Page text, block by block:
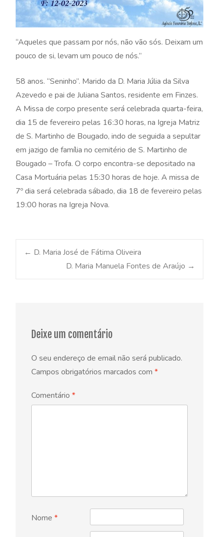
“Aqueles que passam por nós, não vão sós. Deixam um
pouco de si, levam um pouco de nós.”
58 anos. “Seninho”. Marido da D. Maria Júlia da Silva
Azevedo e pai de Juliana Santos, residente em Finzes.
A Missa de corpo presente será celebrada quarta-feira,
dia 15 de fevereiro pelas 16:30 horas, na Igreja Matriz
de S. Martinho de Bougado, indo de seguida a sepultar
em jazigo de família no cemitério de S. Martinho de
Bougado – Trofa. O corpo encontra-se depositado na
Casa Mortuária pelas 15:30 horas de hoje. A missa de
7º dia será celebrada sábado, dia 18 de fevereiro pelas
19:00 horas na Igreja Nova.
Post
← D. Maria José de Fátima Oliveira
D. Maria Manuela Fontes de Araújo →
Deixe um comentário
O seu endereço de email não será publicado.
Campos obrigatórios marcados com *
Comentário *
Nome *